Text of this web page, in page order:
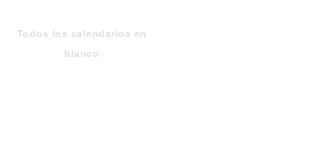
Todos los calendarios en
blanco